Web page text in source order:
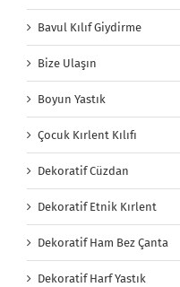
Bavul Kılıf Giydirme
Bize Ulaşın
Boyun Yastık
Çocuk Kırlent Kılıfı
Dekoratif Cüzdan
Dekoratif Etnik Kırlent
Dekoratif Ham Bez Çanta
Dekoratif Harf Yastık